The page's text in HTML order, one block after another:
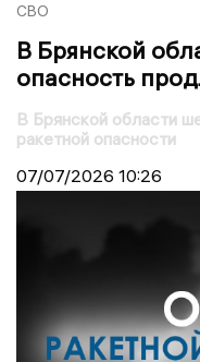
СВО
В Брянской
опасность
В Брянской области
ракетной опасности
07/07/2026 10:26